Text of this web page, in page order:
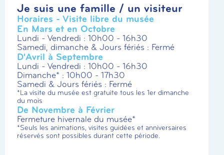
Je suis une famille / un visiteur
Horaires - Visite libre du musée
En Mars et en Octobre
Lundi - Vendredi : 10h00 - 16h30
Samedi, dimanche & Jours fériés : Fermé
D'Avril à Septembre
Lundi - Vendredi : 10h00 - 16h30
Dimanche* : 10h00 - 17h30
Samedi & Jours fériés : Fermé
*La visite du musée est gratuite tous les 1er dimanche
du mois
De Novembre à Février
Fermeture hivernale du musée*
*Seuls les animations, visites guidées et anniversaires
réservés sont possibles durant cette période.